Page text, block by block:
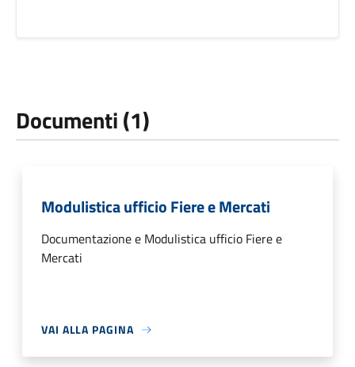
Documenti (1)
Modulistica ufficio Fiere e Mercati
Documentazione e Modulistica ufficio Fiere e
Mercati
VAI ALLA PAGINA